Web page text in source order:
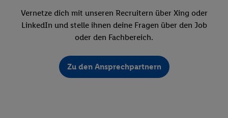
Vernetze dich mit unseren Recruitern über Xing oder
LinkedIn und stelle ihnen deine Fragen über den Job
oder den Fachbereich.
Zu den Ansprechpartnern